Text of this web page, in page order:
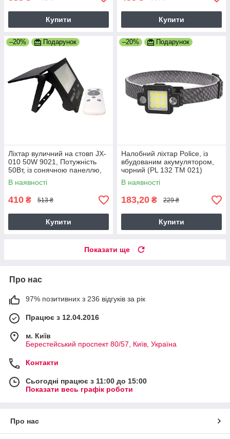
Купити Купити
–20% Подарунок
Ліхтар вуличний на стовп JX-
010 50W 9021, Потужність
50Вт, із сонячною панеллю,
чорний (9021 JX 010 50W)
В наявності
410 ₴ 513 ₴
Купити
–20% Подарунок
Налобний ліхтар Police, із
вбудованим акумулятором,
чорний (PL 132 TM 021)
В наявності
183,20 ₴ 229 ₴
Купити
Показати ще
Про нас
97% позитивних з 236 відгуків за рік
Працює з 12.04.2016
м. Київ
Берестейський проспект 80/57, Київ, Україна
Контакти
Сьогодні працює з 11:00 до 15:00
Показати весь графік роботи
Про нас